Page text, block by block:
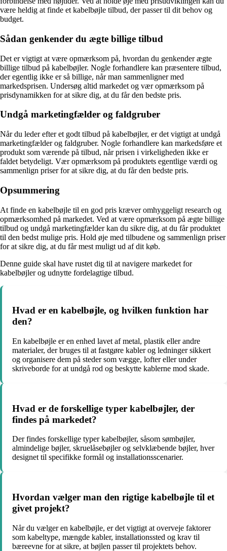
være heldig at finde et kabelbøjle tilbud, der passer til dit behov og
budget.
Sådan genkender du ægte billige tilbud
Det er vigtigt at være opmærksom på, hvordan du genkender ægte
billige tilbud på kabelbøjler. Nogle forhandlere kan præsentere tilbud,
der egentlig ikke er så billige, når man sammenligner med
markedsprisen. Undersøg altid markedet og vær opmærksom på
prisdynamikken for at sikre dig, at du får den bedste pris.
Undgå marketingfælder og faldgruber
Når du leder efter et godt tilbud på kabelbøjler, er det vigtigt at undgå
marketingfælder og faldgruber. Nogle forhandlere kan markedsføre et
produkt som værende på tilbud, når prisen i virkeligheden ikke er
faldet betydeligt. Vær opmærksom på produktets egentlige værdi og
sammenlign priser for at sikre dig, at du får den bedste pris.
Opsummering
At finde en kabelbøjle til en god pris kræver omhyggeligt research og
opmærksomhed på markedet. Ved at være opmærksom på ægte billige
tilbud og undgå marketingfælder kan du sikre dig, at du får produktet
til den bedst mulige pris. Hold øje med tilbudene og sammenlign priser
for at sikre dig, at du får mest muligt ud af dit køb.
Denne guide skal have rustet dig til at navigere markedet for
kabelbøjler og udnytte fordelagtige tilbud.
Hvad er en kabelbøjle, og hvilken funktion har
den?
En kabelbøjle er en enhed lavet af metal, plastik eller andre
materialer, der bruges til at fastgøre kabler og ledninger sikkert
og organisere dem på steder som vægge, lofter eller under
skriveborde for at undgå rod og beskytte kablerne mod skade.
Hvad er de forskellige typer kabelbøjler, der
findes på markedet?
Der findes forskellige typer kabelbøjler, såsom sømbøjler,
almindelige bøjler, skruelåsebøjler og selvklæbende bøjler, hver
designet til specifikke formål og installationsscenarier.
Hvordan vælger man den rigtige kabelbøjle til et
givet projekt?
Når du vælger en kabelbøjle, er det vigtigt at overveje faktorer
som kabeltype, mængde kabler, installationssted og krav til
bæreevne for at sikre, at bøjlen passer til projektets behov.